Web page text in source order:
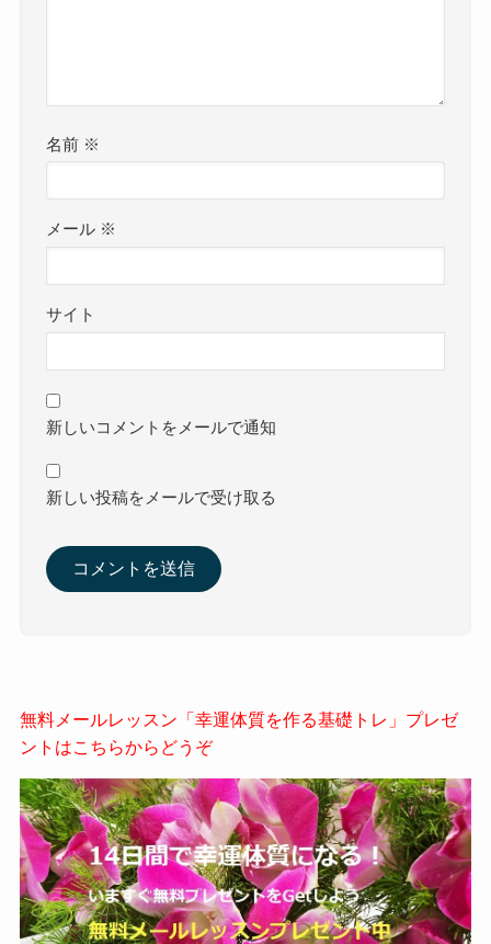
名前 ※
メール ※
サイト
新しいコメントをメールで通知
新しい投稿をメールで受け取る
無料メールレッスン「幸運体質を作る基礎トレ」プレゼ
ントはこちらからどうぞ